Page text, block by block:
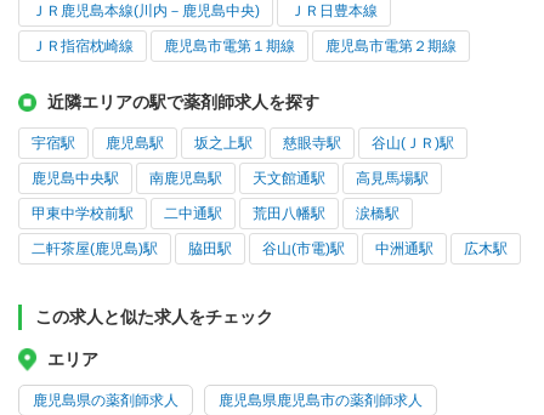
ＪＲ鹿児島本線(川内－鹿児島中央) ＪＲ日豊本線
ＪＲ指宿枕崎線 鹿児島市電第１期線 鹿児島市電第２期線
近隣エリアの駅で薬剤師求人を探す
宇宿駅 鹿児島駅 坂之上駅 慈眼寺駅 谷山(ＪＲ)駅
鹿児島中央駅 南鹿児島駅 天文館通駅 高見馬場駅
甲東中学校前駅 二中通駅 荒田八幡駅 涙橋駅
二軒茶屋(鹿児島)駅 脇田駅 谷山(市電)駅 中洲通駅 広木駅
この求人と似た求人をチェック
エリア
鹿児島県の薬剤師求人 鹿児島県鹿児島市の薬剤師求人